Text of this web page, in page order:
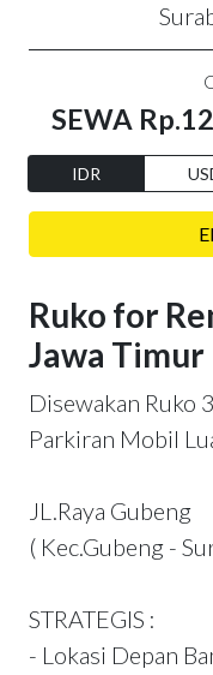
SEWA
IDR
Ruko for
Jawa Timur
Disewakan Ruko
Parkiran Mobil
JL.Raya Gubeng
( Kec.Gubeng -
STRATEGIS :
- Lokasi Depan